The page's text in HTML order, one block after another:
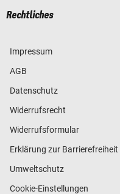
Rechtliches
Impressum
AGB
Datenschutz
Widerrufsrecht
Widerrufsformular
Erklärung zur Barrierefreiheit
Umweltschutz
Cookie-Einstellungen